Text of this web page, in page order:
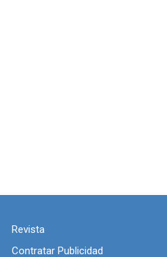
Revista
Contratar Publicidad